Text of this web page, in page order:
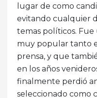
lugar de como
evitando cualquier
temas políticos.
muy popular tanto
prensa, y que
en los años
finalmente perdió
seleccionado como